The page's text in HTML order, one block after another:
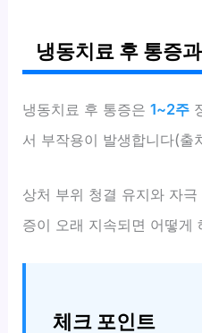
냉동치료 후 통증
냉동치료 후 통증은1~2주
서 부작용이 발생합니다(
상처 부위 청결 유지와 자
증이 오래 지속되면 어떻게
체크 포인트